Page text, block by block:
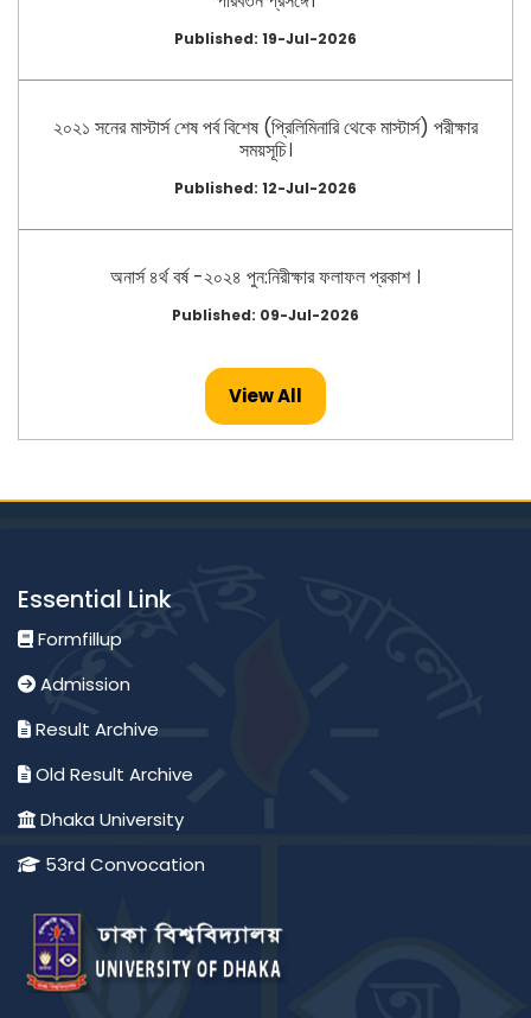
Published: 19-Jul-2026
২০২১ সনের মাস্টার্স শেষ পর্ব বিশেষ (প্রিলিমিনারি থেকে মাস্টার্স) পরীক্ষার
সময়সূচি।
Published: 12-Jul-2026
অনার্স ৪র্থ বর্ষ -২০২৪ পুন:নিরীক্ষার ফলাফল প্রকাশ ।
Published: 09-Jul-2026
View All
Essential Link
Formfillup
Admission
Result Archive
Old Result Archive
Dhaka University
53rd Convocation